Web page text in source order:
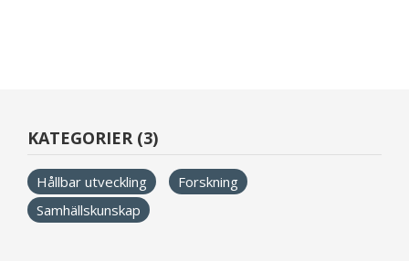
KATEGORIER (3)
Hållbar utveckling
Forskning
Samhällskunskap